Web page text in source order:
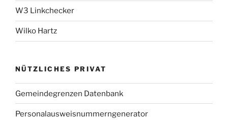
W3 Linkchecker
Wilko Hartz
NÜTZLICHES PRIVAT
Gemeindegrenzen Datenbank
Personalausweisnummerngenerator